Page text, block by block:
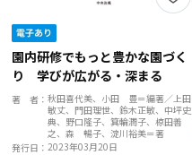
園内研修でもっと豊かな園づく
り 学びが広がる・深まる
著 者：秋田喜代美、小田 豊＝編著／上田
敏丈、門田理世、鈴木正敏、中坪史
典、野口隆子、箕輪潤子、椋田善
之、森 暢子、淀川裕美＝著
発行日：2023年03月20日